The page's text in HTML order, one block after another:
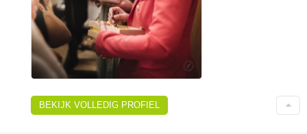
BEKIJK VOLLEDIG PROFIEL